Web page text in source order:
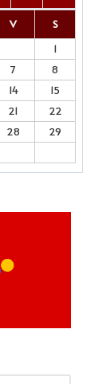
V
S
1
7
8
14
15
21
22
28
29